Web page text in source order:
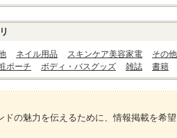
ネイル用品 スキンケア美容家電 その
ポーチ ボディ・バスグッズ 雑誌 書籍
ドの魅力を伝えるために、情報掲載を希